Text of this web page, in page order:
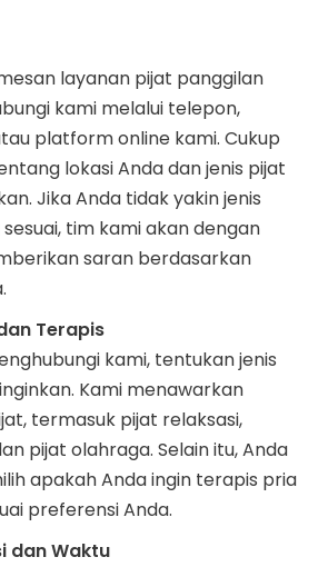
layanan pijat panggilan
kami melalui telepon,
platform online kami. Cukup
lokasi Anda dan jenis pijat
Jika Anda tidak yakin jenis
tim kami akan dengan
saran berdasarkan
Terapis
kami, tentukan jenis
Kami menawarkan
termasuk pijat relaksasi,
pijat olahraga. Selain itu, Anda
apakah Anda ingin terapis pria
preferensi Anda.
dan Waktu